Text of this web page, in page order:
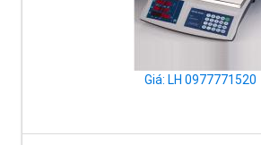
Giá: LH 0977771520